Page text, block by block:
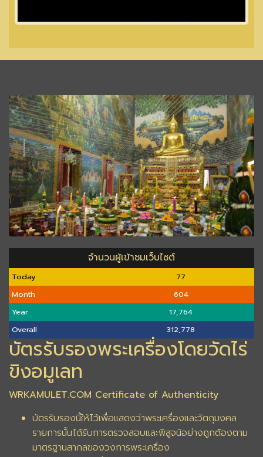
จำนวนผู้เข้าชมเว็บไซต์
Today
77
Month
604
Year
17,764
Overall
312,778
บัตรรับรองพระเครื่องโดยวัดไร่
ขิงอมูเลท
WRKAMULET.COM Certificate of Authenticity
บัตรรับรองนี้ให้ไว้เพื่อแสดงว่าพระเครื่องและวัตถุมงคล
รายการนั้นได้รับการตรวจสอบและพิสูจน์อย่างถูกต้องตาม
มาตรฐานสากลของวงการพระเครื่อง